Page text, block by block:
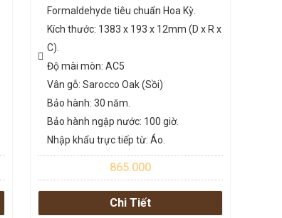
Formaldehyde tiêu chuẩn Hoa Kỳ.
Kích thước: 1383 x 193 x 12mm (D x R x
C).
Độ mài mòn: AC5
Vân gỗ: Sarocco Oak (Sồi)
Bảo hành: 30 năm.
Bảo hành ngập nước: 100 giờ.
Nhập khẩu trực tiếp từ: Áo.
865.000
Chi Tiết